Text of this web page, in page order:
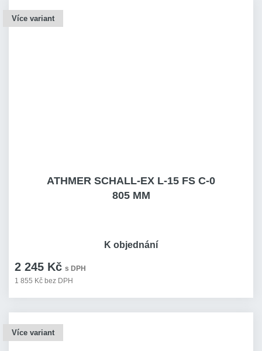
Více variant
ATHMER SCHALL-EX L-15 FS C-0
805 MM
2 245 Kč s DPH
1 855 Kč bez DPH
K objednání
Více variant